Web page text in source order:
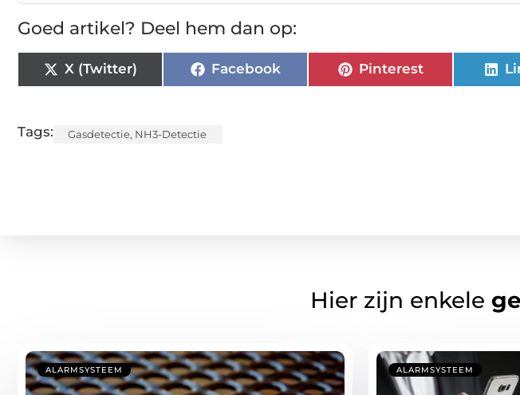
Goed artikel? Deel hem dan op:
X (Twitter) Facebook Pinterest
Tags: Gasdetectie, NH3-Detectie
Hier zijn enkele
ALARMSYSTEEM ALARMSYSTEEM